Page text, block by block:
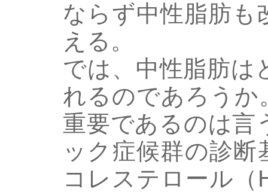
ならず中性脂肪も
える。
では、中性脂肪は
れるのであろうか
重要であるのは言
ック症候群の診
コレステロール